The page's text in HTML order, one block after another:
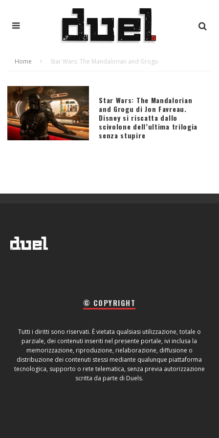
Home Star Wars: The Mandalorian and Grogu
Star Wars: The Mandalorian
and Grogu di Jon Favreau.
Disney si riscatta dallo
scivolone dell’ultima trilogia
senza stupire
© COPYRIGHT
Tutti i diritti sono riservati. È vietata qualsiasi utilizzazione, totale o
parziale, dei contenuti inseriti nel presente portale, ivi inclusa la
memorizzazione, riproduzione, rielaborazione, diffusione o
distribuzione dei contenuti stessi mediante qualunque piattaforma
tecnologica, supporto o rete telematica, senza previa autorizzazione
scritta da parte di Duels.